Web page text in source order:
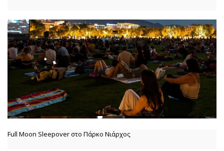
Full Moon Sleepover στο Πάρκο Νιάρχος